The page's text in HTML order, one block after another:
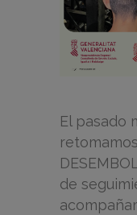
El pasado
de